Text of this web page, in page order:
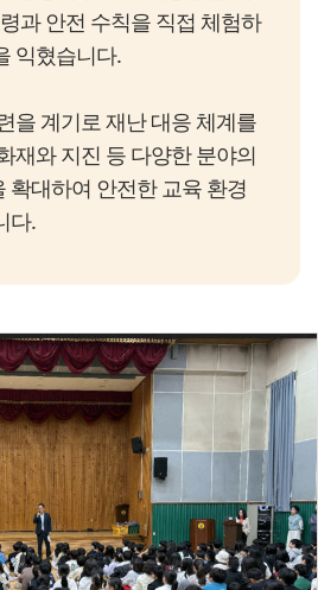
과 안전 수칙을 직접 체험하
익혔습니다.
을 계기로 재난 대응 체계를
재와 지진 등 다양한 분야의
확대하여 안전한 교육 환경
다.